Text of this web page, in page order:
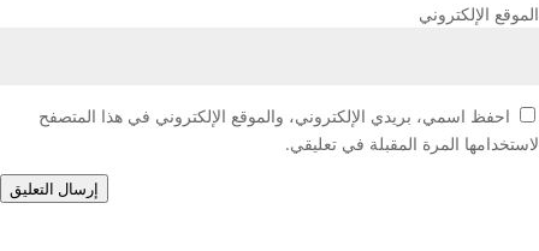
الموقع الإلكتروني
احفظ اسمي، بريدي الإلكتروني، والموقع الإلكتروني في هذا المتصفح
لاستخدامها المرة المقبلة في تعليقي.
إرسال التعليق